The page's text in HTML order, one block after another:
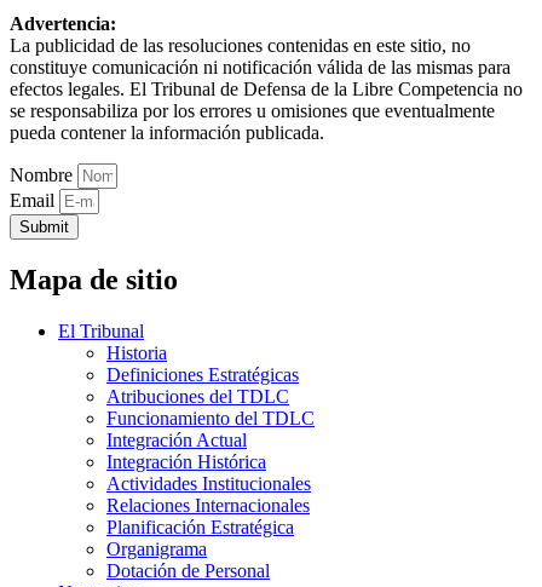
Advertencia:
La publicidad de las resoluciones contenidas en este sitio, no
constituye comunicación ni notificación válida de las mismas para
efectos legales. El Tribunal de Defensa de la Libre Competencia no
se responsabiliza por los errores u omisiones que eventualmente
pueda contener la información publicada.
Nombre
Email
Submit
Mapa de sitio
El Tribunal
Historia
Definiciones Estratégicas
Atribuciones del TDLC
Funcionamiento del TDLC
Integración Actual
Integración Histórica
Actividades Institucionales
Relaciones Internacionales
Planificación Estratégica
Organigrama
Dotación de Personal